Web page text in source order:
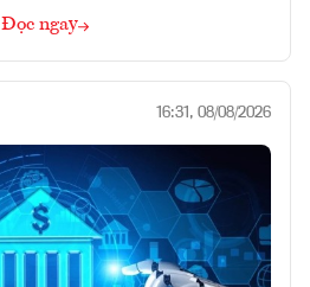
Đọc ngay
16:31, 08/08/2026